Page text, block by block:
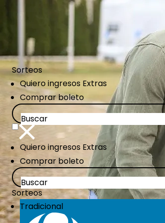
principal
Sorteos
CTA
Links
Quiero ingresos Extras
Comprar boleto
CTA
Links
Quiero ingresos Extras
Comprar boleto
Sorteos
Tradicional